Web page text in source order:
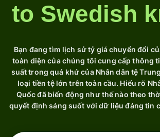
to Swedish
Bạn đang tìm lịch sử tỷ giá chuyển đổi
toàn diện của chúng tôi cung cấp thông
suất trong quá khứ của Nhân dân tệ
loại tiền tệ lớn trên toàn cầu. Hiểu rõ
Quốc đã biến động như thế nào theo
quyết định sáng suốt với dữ liệu đáng tin